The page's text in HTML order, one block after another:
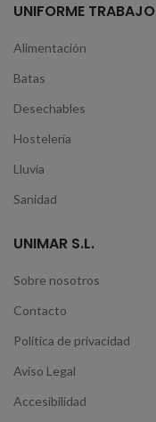
UNIFORME TRABAJO
Alimentación
Batas
Desechables
Hostelería
Lluvia
Sanidad
UNIMAR S.L.
Sobre nosotros
Contacto
Política de privacidad
Aviso Legal
Accesibilidad